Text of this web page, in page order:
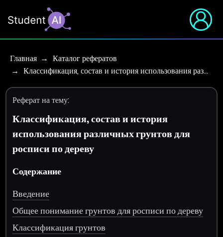
Главная
Каталог рефератов
Классификация, состав и история использования раз…
Реферат на тему:
Классификация, состав и история
использования различных грунтов для
росписи по дереву
Содержание
Введение
Общее понимание грунтов для росписи по дереву
Классификация грунтов